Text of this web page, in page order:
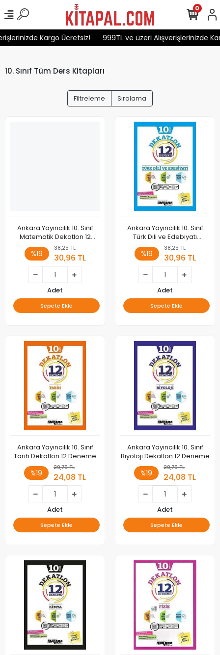
Kargo Ücretsiz! 999TL ve üzeri Alışverişlerinizde
0
10. Sınıf Tüm Ders Kitapları
Filtreleme Sıralama
Ankara Yayıncılık 10. Sınıf
Matematik Dekatlon 12
Deneme
%19
38,25 TL
30,96 TL
Adet
Sepete Ekle
Ankara Yayıncılık 10. Sınıf
Türk Dili ve Edebiyatı
Dekatlon 12 Deneme
%19
38,25 TL
30,96 TL
Adet
Sepete Ekle
Ankara Yayıncılık 10. Sınıf
Tarih Dekatlon 12 Deneme
%19
29,75 TL
24,08 TL
Adet
Sepete Ekle
Ankara Yayıncılık 10. Sınıf
Biyoloji Dekatlon 12 Deneme
%19
29,75 TL
24,08 TL
Adet
Sepete Ekle